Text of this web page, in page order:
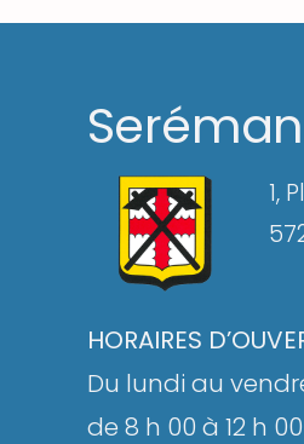
1,
HORAIRES
Du lundi au
de 8 h 00 à 12 h